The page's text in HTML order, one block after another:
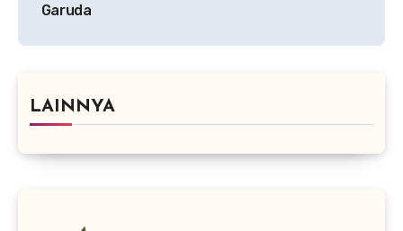
Garuda
LAINNYA